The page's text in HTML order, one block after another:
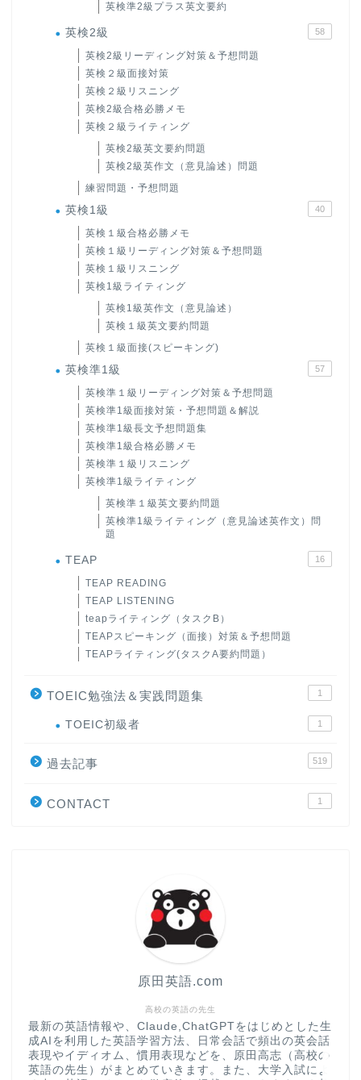
英検準2級プラス英文要約
英検2級 58
英検2級リーディング対策＆予想問題
英検２級面接対策
英検２級リスニング
英検2級合格必勝メモ
英検２級ライティング
英検2級英文要約問題
英検2級英作文（意見論述）問題
練習問題・予想問題
英検1級 40
英検１級合格必勝メモ
英検１級リーディング対策＆予想問題
英検１級リスニング
英検1級ライティング
英検1級英作文（意見論述）
英検１級英文要約問題
英検１級面接(スピーキング)
英検準1級 57
英検準１級リーディング対策＆予想問題
英検準1級面接対策・予想問題＆解説
英検準1級長文予想問題集
英検準1級合格必勝メモ
英検準１級リスニング
英検準1級ライティング
英検準１級英文要約問題
英検準1級ライティング（意見論述英作文）問
題
TEAP 16
TEAP READING
TEAP LISTENING
teapライティング（タスクB）
TEAPスピーキング（面接）対策＆予想問題
TEAPライティング(タスクA要約問題）
TOEIC勉強法＆実践問題集 1
TOEIC初級者 1
過去記事 519
CONTACT 1
高校の英語の先生
原田英語.com
最新の英語情報や、Claude,ChatGPTをはじめとした生
成AIを利用した英語学習方法、日常会話で頻出の英会話
表現やイディオム、慣用表現などを、原田高志（高校の
英語の先生）がまとめていきます。また、大学入試によ
大学入試英語対策講座
英語名言・格言・カッコい
い英語＆素敵な英文フレー
CONTACT